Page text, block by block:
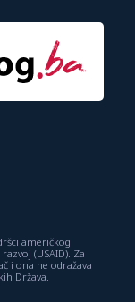
američkog
(USAID). Za
i ona ne odražava
Država.